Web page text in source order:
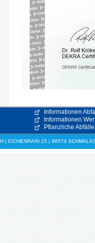
Informationen
Informationen
Pflanzliche Abfälle
| EICHENRAIN 15 | 98574